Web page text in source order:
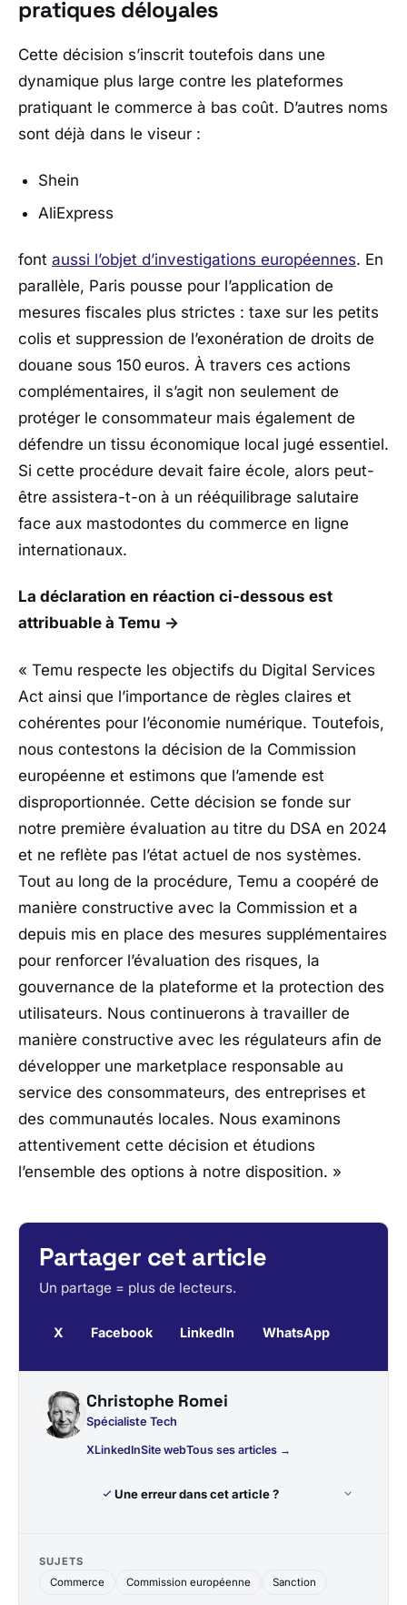
pratiques déloyales
Cette décision s’inscrit toutefois dans une
dynamique plus large contre les plateformes
pratiquant le commerce à bas coût. D’autres noms
sont déjà dans le viseur :
Shein
AliExpress
font aussi l’objet d’investigations européennes. En
parallèle, Paris pousse pour l’application de
mesures fiscales plus strictes : taxe sur les petits
colis et suppression de l’exonération de droits de
douane sous 150 euros. À travers ces actions
complémentaires, il s’agit non seulement de
protéger le consommateur mais également de
défendre un tissu économique local jugé essentiel.
Si cette procédure devait faire école, alors peut-
être assistera-t-on à un rééquilibrage salutaire
face aux mastodontes du commerce en ligne
internationaux.
La déclaration en réaction ci-dessous est
attribuable à Temu ->
« Temu respecte les objectifs du Digital Services
Act ainsi que l’importance de règles claires et
cohérentes pour l’économie numérique. Toutefois,
nous contestons la décision de la Commission
européenne et estimons que l’amende est
disproportionnée. Cette décision se fonde sur
notre première évaluation au titre du DSA en 2024
et ne reflète pas l’état actuel de nos systèmes.
Tout au long de la procédure, Temu a coopéré de
manière constructive avec la Commission et a
depuis mis en place des mesures supplémentaires
pour renforcer l’évaluation des risques, la
gouvernance de la plateforme et la protection des
utilisateurs. Nous continuerons à travailler de
manière constructive avec les régulateurs afin de
développer une marketplace responsable au
service des consommateurs, des entreprises et
des communautés locales. Nous examinons
attentivement cette décision et étudions
l’ensemble des options à notre disposition. »
Partager cet article
Un partage = plus de lecteurs.
X Facebook LinkedIn WhatsApp
Christophe Romei
Spécialiste Tech
XLinkedInSite webTous ses articles →
Une erreur dans cet article ?
SUJETS
Commerce
Commission européenne Sanction